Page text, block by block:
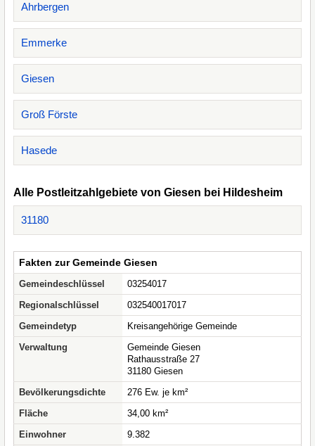
Ahrbergen
Emmerke
Giesen
Groß Förste
Hasede
Alle Postleitzahlgebiete von Giesen bei Hildesheim
31180
Fakten zur Gemeinde Giesen
Gemeindeschlüssel
03254017
Regionalschlüssel
032540017017
Gemeindetyp
Kreisangehörige Gemeinde
Verwaltung
Gemeinde Giesen
Rathausstraße 27
31180 Giesen
Bevölkerungsdichte
276 Ew. je km²
Fläche
34,00 km²
Einwohner
9.382